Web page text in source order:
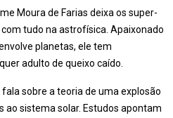
Moura de Farias deixa os super-
tudo na astrofísica. Apaixonado
planetas, ele tem
adulto de queixo caído.
sobre a teoria de uma explosão
ao sistema solar. Estudos apontam